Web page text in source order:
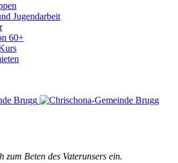
Jugendarbeit
60+
zum Beten des Vaterunsers ein.